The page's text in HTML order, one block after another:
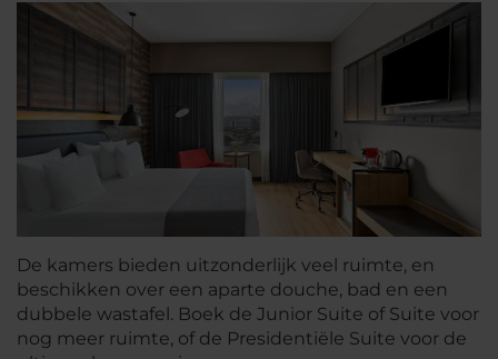
De kamers bieden uitzonderlijk veel ruimte, en
beschikken over een aparte douche, bad en een
dubbele wastafel. Boek de Junior Suite of Suite voor
nog meer ruimte, of de Presidentiële Suite voor de